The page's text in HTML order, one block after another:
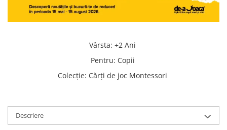
Vârsta: +2 Ani
Pentru: Copii
Colecţie: Cărţi de joc Montessori
Descriere